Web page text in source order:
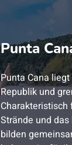
Punta
Punta Cana
Republik und
Strände und das
bilden